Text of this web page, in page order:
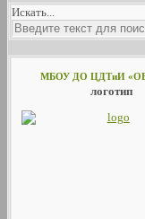
Искать...
МБОУ ДО ЦДТиИ
логотип